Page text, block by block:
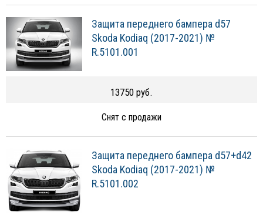
Защита переднего бампера d57
Skoda Kodiaq (2017-2021) №
R.5101.001
13750 руб.
Снят с продажи
Защита переднего бампера d57+d42
Skoda Kodiaq (2017-2021) №
R.5101.002